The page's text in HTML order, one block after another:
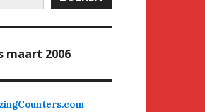
maart 2006